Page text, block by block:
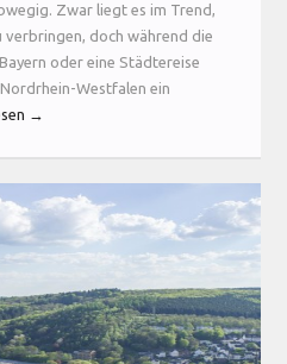
Zwar liegt es im Trend,
verbringen, doch während die
oder eine Städtereise
Westfalen ein
→